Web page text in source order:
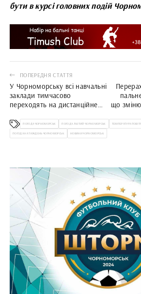
бути в курсі головних подій
ПОПЕРЕДНЯ СТАТТЯ
У Чорноморську всі навчальні
заклади тимчасово
переходять на дистанційне
що
ПОГОДА ЧОРНОМОРСЬК ПОГОДА ЛЮТИЙ ЧОРНОМОРСЬК ТЕМПЕРАТУРА
ПОГОДА НА ТИЖДЕНЬ ЧОРНОМОРСЬК НОВИНИ ЧОРНОМОРСЬК